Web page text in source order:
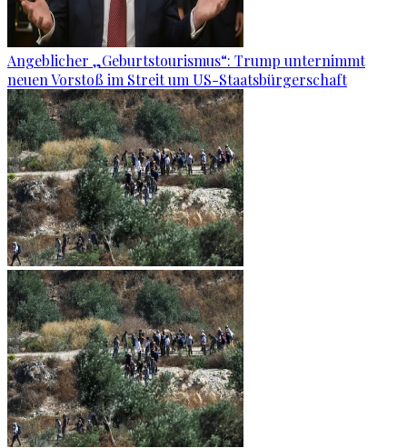
Angeblicher „Geburtstourismus“: Trump unternimmt
neuen Vorstoß im Streit um US-Staatsbürgerschaft